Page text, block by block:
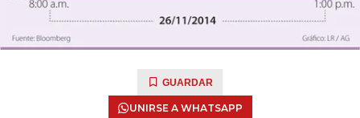
GUARDAR
UNIRSE A WHATSAPP